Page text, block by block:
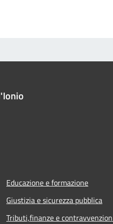
Educazione e formazione
Giustizia e sicurezza pubblica
Tributi,finanze e